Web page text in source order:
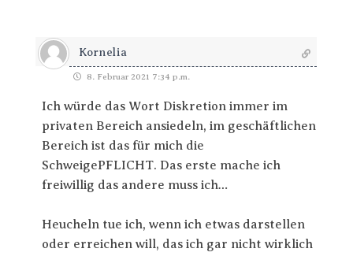
Kornelia
8. Februar 2021 7:34 p.m.
Ich würde das Wort Diskretion immer im
privaten Bereich ansiedeln, im geschäftlichen
Bereich ist das für mich die
SchweigePFLICHT. Das erste mache ich
freiwillig das andere muss ich…
Heucheln tue ich, wenn ich etwas darstellen
oder erreichen will, das ich gar nicht wirklich